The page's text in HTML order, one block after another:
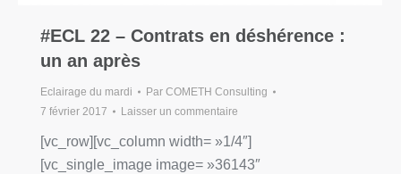
#ECL 22 – Contrats en déshérence :
un an après
Eclairage du mardi Par COMETH Consulting
7 février 2017
Laisser un commentaire
[vc_row][vc_column width= »1/4″]
[vc_single_image image= »36143″